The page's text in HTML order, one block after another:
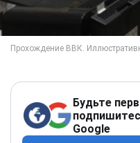
Будьте
Google